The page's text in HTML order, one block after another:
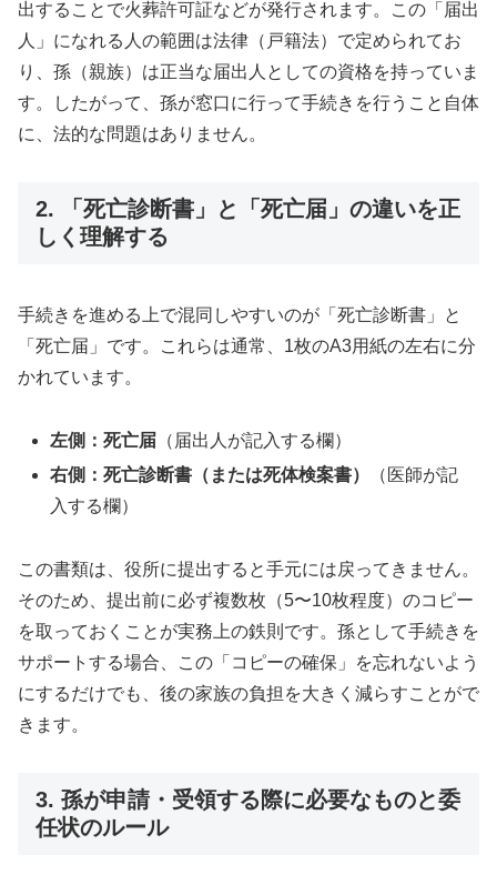
出することで火葬許可証などが発行されます。この「届出
人」になれる人の範囲は法律（戸籍法）で定められてお
り、孫（親族）は正当な届出人としての資格を持っていま
す。したがって、孫が窓口に行って手続きを行うこと自体
に、法的な問題はありません。
2. 「死亡診断書」と「死亡届」の違いを正
しく理解する
手続きを進める上で混同しやすいのが「死亡診断書」と
「死亡届」です。これらは通常、1枚のA3用紙の左右に分
かれています。
左側：死亡届 （届出人が記入する欄）
右側：死亡診断書（または死体検案書）
（医師が記
入する欄）
この書類は、役所に提出すると手元には戻ってきません。
そのため、提出前に必ず複数枚（5〜10枚程度）のコピー
を取っておくことが実務上の鉄則です。孫として手続きを
サポートする場合、この「コピーの確保」を忘れないよう
にするだけでも、後の家族の負担を大きく減らすことがで
きます。
3. 孫が申請・受領する際に必要なものと委
任状のルール